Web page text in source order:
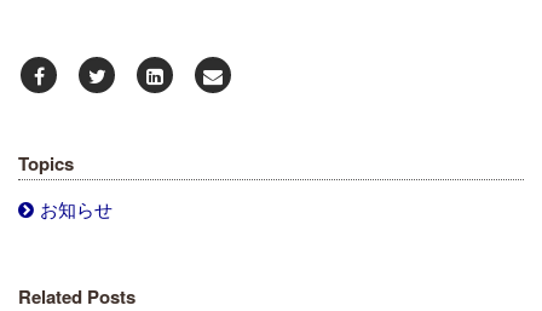
Topics
お知らせ
Related Posts